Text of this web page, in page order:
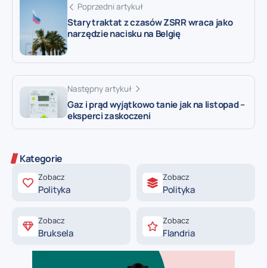
Poprzedni artykuł
Stary traktat z czasów ZSRR wraca jako
narzędzie nacisku na Belgię
Następny artykuł
Gaz i prąd wyjątkowo tanie jak na listopad –
eksperci zaskoczeni
Kategorie
Zobacz
Polityka
Zobacz
Polityka
Zobacz
Bruksela
Zobacz
Flandria